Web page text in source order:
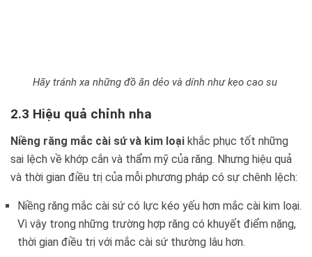
Hãy tránh xa những đồ ăn dẻo và dính như kẹo cao su
2.3 Hiệu quả chỉnh nha
Niềng răng mắc cài sứ và kim loại khắc phục tốt những
sai lệch về khớp cắn và thẩm mỹ của răng. Nhưng hiệu quả
và thời gian điều trị của mỗi phương pháp có sự chênh lệch:
Niềng răng mắc cài sứ có lực kéo yếu hơn mắc cài kim loại.
Vì vậy trong những trường hợp răng có khuyết điểm nặng,
thời gian điều trị với mắc cài sứ thường lâu hơn.